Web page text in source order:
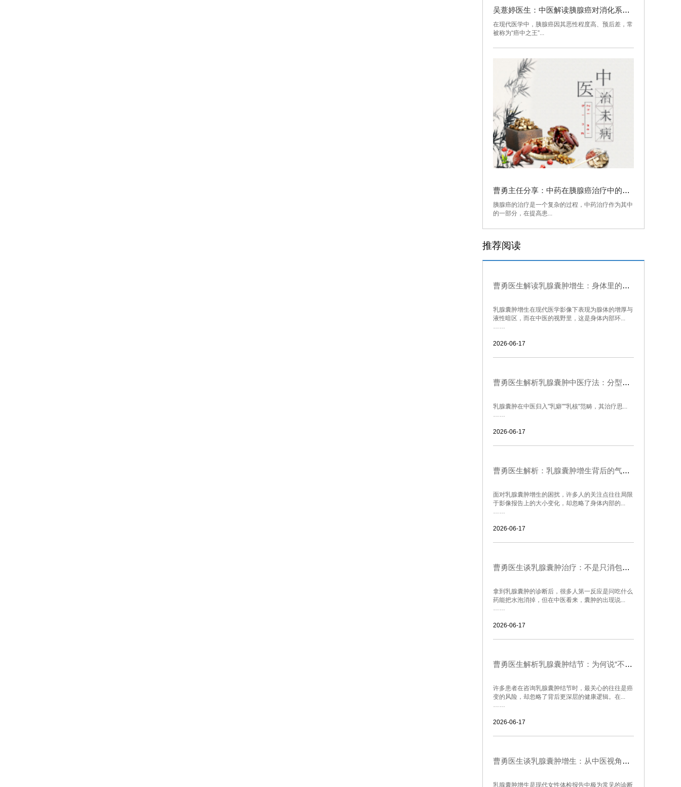
吴薏婷医生：中医解读胰腺癌对消化系统的深层冲击
在现代医学中，胰腺癌因其恶性程度高、预后差，常
被称为“癌中之王”...
曹勇主任分享：中药在胰腺癌治疗中的应用及注意事项
胰腺癌的治疗是一个复杂的过程，中药治疗作为其中
的一部分，在提高患...
推荐阅读
曹勇医生解读乳腺囊肿增生：身体里的气与水为何会“结块”
乳腺囊肿增生在现代医学影像下表现为腺体的增厚与
液性暗区，而在中医的视野里，这是身体内部环...
……
2026-06-17
曹勇医生解析乳腺囊肿中医疗法：分型论治与内调外养的协同之道
乳腺囊肿在中医归入"乳癖""乳核"范畴，其治疗思...
……
2026-06-17
曹勇医生解析：乳腺囊肿增生背后的气血密码与生活调养
面对乳腺囊肿增生的困扰，许多人的关注点往往局限
于影像报告上的大小变化，却忽略了身体内部的...
……
2026-06-17
曹勇医生谈乳腺囊肿治疗：不是只消包块，而是让气血重新流动起来
拿到乳腺囊肿的诊断后，很多人第一反应是问吃什么
药能把水泡消掉，但在中医看来，囊肿的出现说...
……
2026-06-17
曹勇医生解析乳腺囊肿结节：为何说“不通”比“结块”更可怕
许多患者在咨询乳腺囊肿结节时，最关心的往往是癌
变的风险，却忽略了背后更深层的健康逻辑。在...
……
2026-06-17
曹勇医生谈乳腺囊肿增生：从中医视角认识身体里的“无形之结”
乳腺囊肿增生是现代女性体检报告中极为常见的诊断